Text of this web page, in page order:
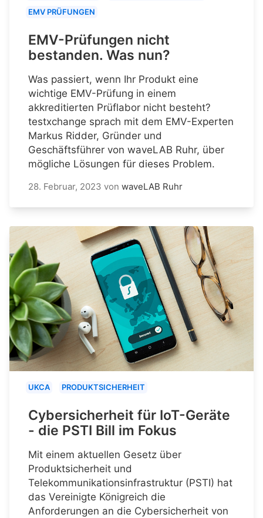
EMV PRÜFUNGEN
EMV-Prüfungen nicht
bestanden. Was nun?
Was passiert, wenn Ihr Produkt eine
wichtige EMV-Prüfung in einem
akkreditierten Prüflabor nicht besteht?
testxchange sprach mit dem EMV-Experten
Markus Ridder, Gründer und
Geschäftsführer von waveLAB Ruhr, über
mögliche Lösungen für dieses Problem.
28. Februar, 2023 von waveLAB Ruhr
UKCA PRODUKTSICHERHEIT
Cybersicherheit für IoT-Geräte
- die PSTI Bill im Fokus
Mit einem aktuellen Gesetz über
Produktsicherheit und
Telekommunikationsinfrastruktur (PSTI) hat
das Vereinigte Königreich die
Anforderungen an die Cybersicherheit von